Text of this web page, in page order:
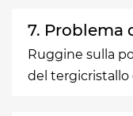
7. Problema
Ruggine sulla
del tergicristallo